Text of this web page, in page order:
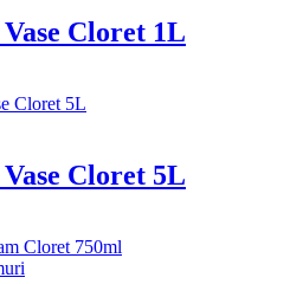
Cloret 1L
Cloret 5L